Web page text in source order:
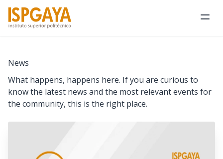
News
What happens, happens here. If you are curious to
know the latest news and the most relevant events for
the community, this is the right place.